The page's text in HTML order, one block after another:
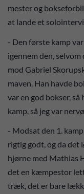
mester og
at lande et
- Den første kamp
igennem den,
mod Gabriel
maven. Han havde
var en god bokser,
kamp, så jeg var
- Modsat den 1.
rigtig godt, og da det
hjørne med Mathias
det en kæmpestor
træk, det er bare